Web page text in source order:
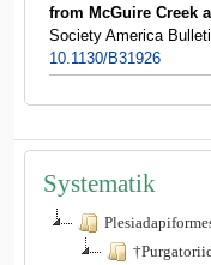
from McGuire Creek
Society America
10.1130/B31926
Systematik